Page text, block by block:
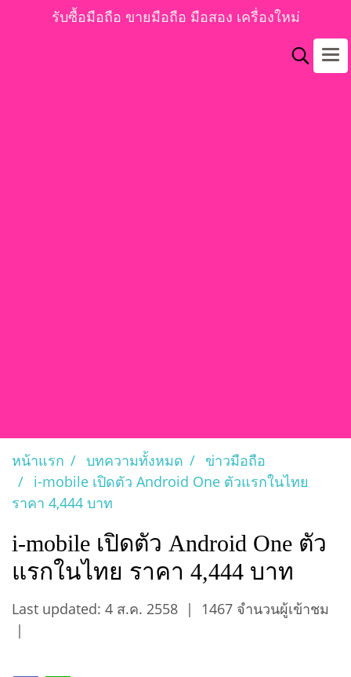
รับซื้อมือถือ ขายมือถือ มือสอง เครื่องใหม่
หน้าแรก บทความทั้งหมด
ข่าวมือถือ
i-mobile เปิดตัว Android One ตัวแรกในไทย
ราคา 4,444 บาท
i-mobile เปิดตัว Android One ตัว
แรกในไทย ราคา 4,444 บาท
Last updated: 4 ส.ค. 2558 |
1467 จำนวนผู้เข้าชม
|